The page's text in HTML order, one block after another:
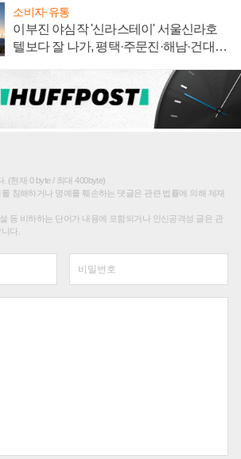
소비자·유통
이부진 야심작 '신라스테이' 서울신라호
텔보다 잘 나가, 평택·주문진·해남·건대로
(현재 0 byte / 최대 400byte)
침해하거나 명예를 훼손하는 댓글은 관련 법률에 의해 제재
등 비하하는 단어가 내용에 포함되거나 인신공격성 글은 관
다.